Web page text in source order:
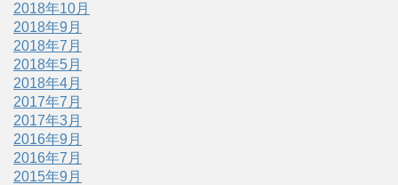
2018年10月
2018年9月
2018年7月
2018年5月
2018年4月
2017年7月
2017年3月
2016年9月
2016年7月
2015年9月